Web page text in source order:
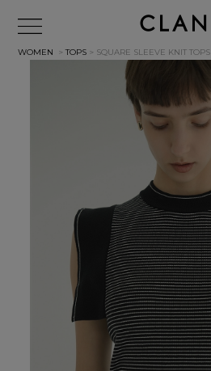
WOMEN >TOPS > SQUARE SLEEVE KNIT TOPS